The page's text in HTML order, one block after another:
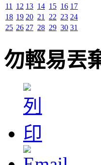
11
12 13 14 15 16 17
18 19 20 21 22 23 24
25 26 27 28 29 30 31
勿輕易丟